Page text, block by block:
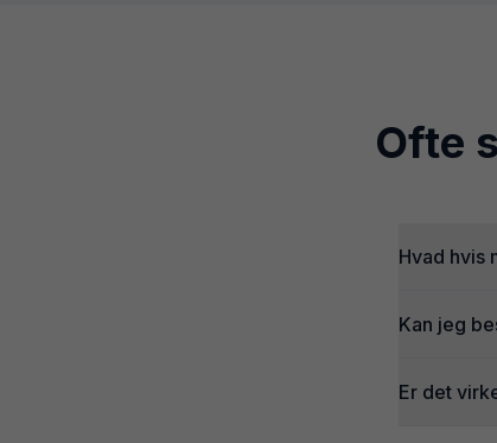
Ofte
Hvad hvis
Kan jeg
Er det